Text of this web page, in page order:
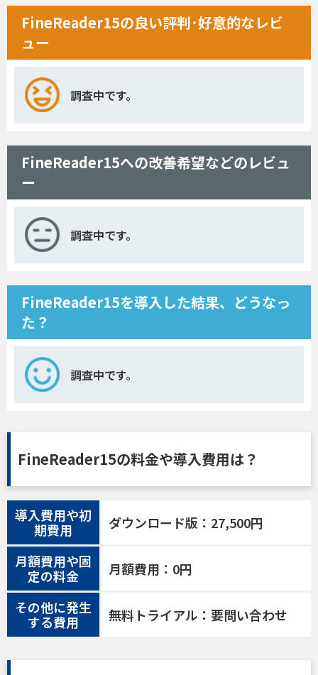
FineReader15の良い評判･好意的なレビ
ュー
調査中です。
FineReader15への改善希望などのレビュ
ー
調査中です。
FineReader15を導入した結果、どうなっ
た？
調査中です。
FineReader15の料金や導入費用は？
導入費用や初
期費用
ダウンロード版：27,500円
月額費用や固
定の料金
月額費用：0円
その他に発生
する費用
無料トライアル：要問い合わせ